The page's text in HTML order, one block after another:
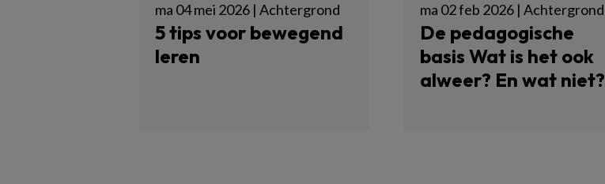
ma 04 mei 2026 | Achtergrond
5 tips voor bewegend
leren
ma 02 feb 2026 | Achtergrond
De pedagogische
basis Wat is het ook
alweer? En wat niet?